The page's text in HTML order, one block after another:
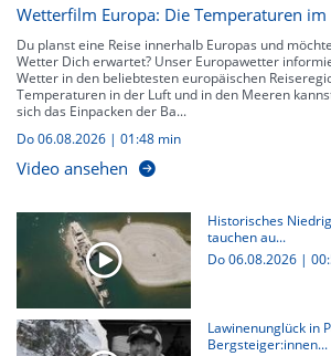
Wetterfilm Europa: Die Temperaturen
Du planst eine Reise innerhalb Europas und
Wetter Dich erwartet? Unser Europawetter
Wetter in den beliebtesten europäischen
Temperaturen in der Luft und in den Meeren
sich das Einpacken der Ba...
Do 06.08.2026 | 01:48 min
Video ansehen
Historisches
tauchen au...
Do 06.08.2026 |
Lawinenunglück in
Bergsteiger:innen...